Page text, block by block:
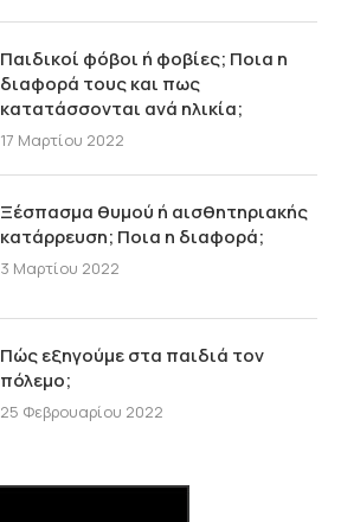
Παιδικοί φόβοι ή φοβίες; Ποια η
διαφορά τους και πως
κατατάσσονται ανά ηλικία;
17 Μαρτίου 2022
Ξέσπασμα θυμού ή αισθητηριακής
κατάρρευση; Ποια η διαφορά;
3 Μαρτίου 2022
Πώς εξηγούμε στα παιδιά τον
πόλεμο;
25 Φεβρουαρίου 2022